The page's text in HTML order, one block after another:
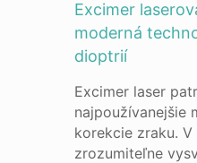
Excimer
moderná
dioptrií
Excimer laser
najpoužívanejšie
korekcie zraku. V
zrozumiteľne